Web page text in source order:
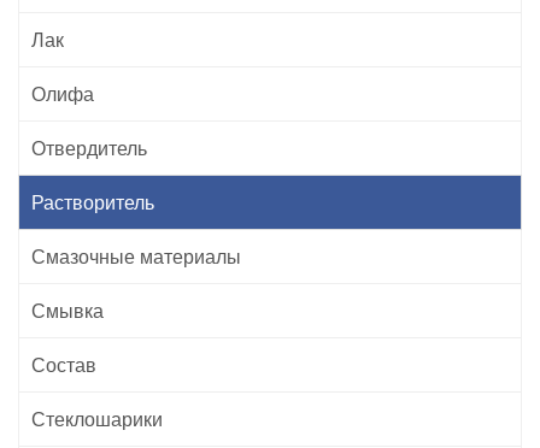
Лак
Олифа
Отвердитель
Растворитель
Смазочные материалы
Смывка
Состав
Стеклошарики